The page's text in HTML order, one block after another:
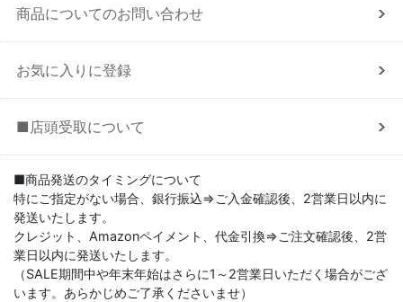
商品についてのお問い合わせ
お気に入りに登録
■店頭受取について
■商品発送のタイミングについて
特にご指定がない場合、銀行振込⇒ご入金確認後、2営業日以内に
発送いたします。
クレジット、Amazonペイメント、代金引換⇒ご注文確認後、2営
業日以内に発送いたします。
（SALE期間中や年末年始はさらに1～2営業日いただく場合がござ
います。あらかじめご了承くださいませ）